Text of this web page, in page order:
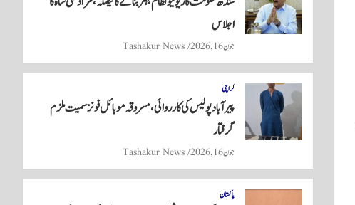
pp
اجلاس
جون 16, 2026 Tashakur News
کراچی
پیرآباد پولیس کی کارروائی، مسروقہ موبائل فونز سمیت ملزم
گرفتار
جون 16, 2026 Tashakur News
پاکستان